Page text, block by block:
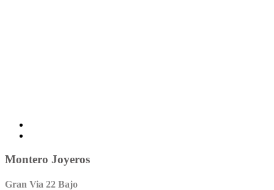
Montero Joyeros
Gran Via 22 Bajo